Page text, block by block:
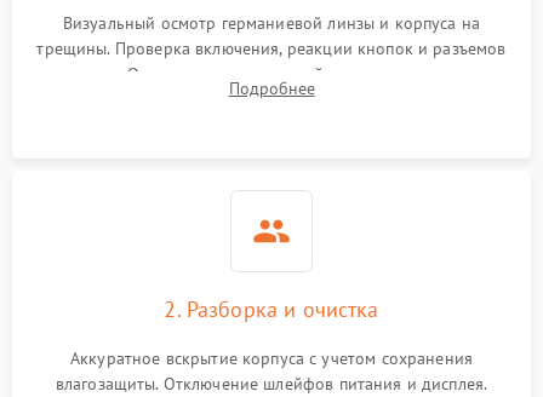
Визуальный осмотр германиевой линзы и корпуса на
трещины. Проверка включения, реакции кнопок и разъемов
зарядки. Оценка вывода тепловой сигнатуры на экран,
проверка базовых функций и считывание системных
Подробнее
2. Разборка и очистка
Аккуратное вскрытие корпуса с учетом сохранения
влагозащиты. Отключение шлейфов питания и дисплея.